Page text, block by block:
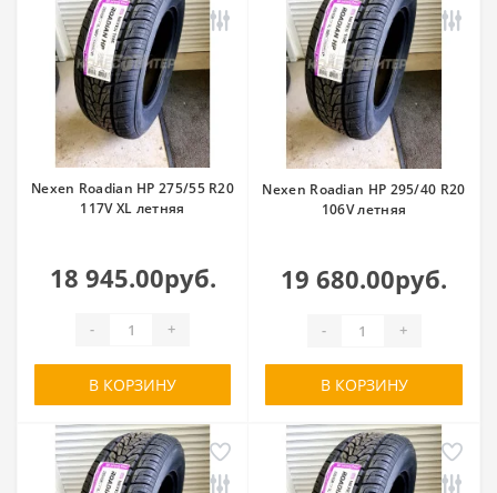
Nexen Roadian HP 275/55 R20
117V XL летняя
18 945.00руб.
- +
В КОРЗИНУ
Nexen Roadian HP 295/40 R20
106V летняя
19 680.00руб.
- +
В КОРЗИНУ